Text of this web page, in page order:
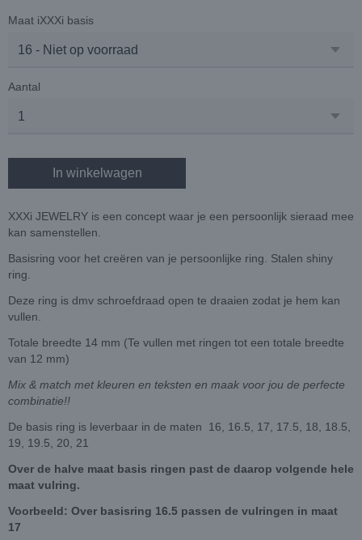
Maat iXXXi basis
Aantal
In winkelwagen
XXXi JEWELRY is een concept waar je een persoonlijk sieraad mee
kan samenstellen.
Basisring voor het creëren van je persoonlijke ring. Stalen shiny
ring.
Deze ring is dmv schroefdraad open te draaien zodat je hem kan
vullen.
Totale breedte 14 mm (Te vullen met ringen tot een totale breedte
van 12 mm)
Mix & match met kleuren en teksten en maak voor jou de perfecte
combinatie!!
De basis ring is leverbaar in de maten 16, 16.5, 17, 17.5, 18, 18.5,
19, 19.5, 20, 21
Over de halve maat basis ringen past de daarop volgende hele
maat vulring.
Voorbeeld: Over basisring 16.5 passen de vulringen in maat
17